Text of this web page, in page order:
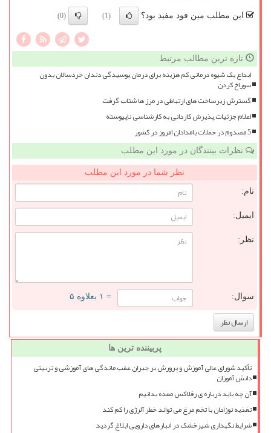
این مطلب مین فود مفید بود؟ (1)
(0)
تازه ترین مطالب مرتبط
ابداع یک شیوه درمانی کم هزینه برای درمان پوسیدگی دندان خردسالان بدون
سوراخ کردن
گسترش زیرساخت های ارتباطی در مرز ها شتاب گرفت
اعلام جزئیات پذیرش کاردانی به کارشناسی ناپیوسته
5 مصدوم در حملات بامدادان امروز در کشور
نظرات بینندگان در مورد این مطلب
نظر شما در مورد این مطلب
نام:
ایمیل:
نظر:
سوال: = ۱ بعلاوه ۵
پربیننده ترین ها
تأکید شورای عالی آموزش و پرورش بر جبران عقب ماندگی های آموزشی و تربیتی
دانش آموزان
آن چه باید درباره ی رفلاکس معده بدانیم
تغذیه نوزادان با تخم مرغ می تواند خطر آلرژی را کم کند
شرایط نگهداری شیرخشک در انبارهای دارویی ابلاغ گردید